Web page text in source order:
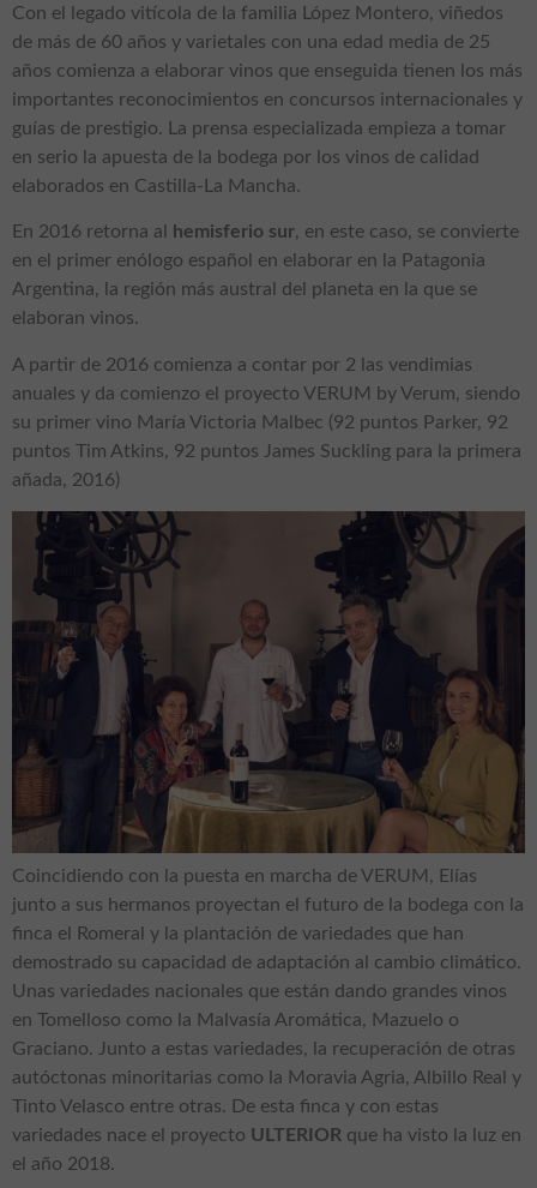
Con el legado vitícola de la familia López Montero, viñedos
de más de 60 años y varietales con una edad media de 25
años comienza a elaborar vinos que enseguida tienen los más
importantes reconocimientos en concursos internacionales y
guías de prestigio. La prensa especializada empieza a tomar
en serio la apuesta de la bodega por los vinos de calidad
elaborados en Castilla-La Mancha.
En 2016 retorna al hemisferio sur, en este caso, se convierte
en el primer enólogo español en elaborar en la Patagonia
Argentina, la región más austral del planeta en la que se
elaboran vinos.
A partir de 2016 comienza a contar por 2 las vendimias
anuales y da comienzo el proyecto VERUM by Verum, siendo
su primer vino María Victoria Malbec (92 puntos Parker, 92
puntos Tim Atkins, 92 puntos James Suckling para la primera
añada, 2016)
Coincidiendo con la puesta en marcha de VERUM, Elías
junto a sus hermanos proyectan el futuro de la bodega con la
finca el Romeral y la plantación de variedades que han
demostrado su capacidad de adaptación al cambio climático.
Unas variedades nacionales que están dando grandes vinos
en Tomelloso como la Malvasía Aromática, Mazuelo o
Graciano. Junto a estas variedades, la recuperación de otras
autóctonas minoritarias como la Moravia Agria, Albillo Real y
Tinto Velasco entre otras. De esta finca y con estas
variedades nace el proyecto ULTERIOR que ha visto la luz en
el año 2018.